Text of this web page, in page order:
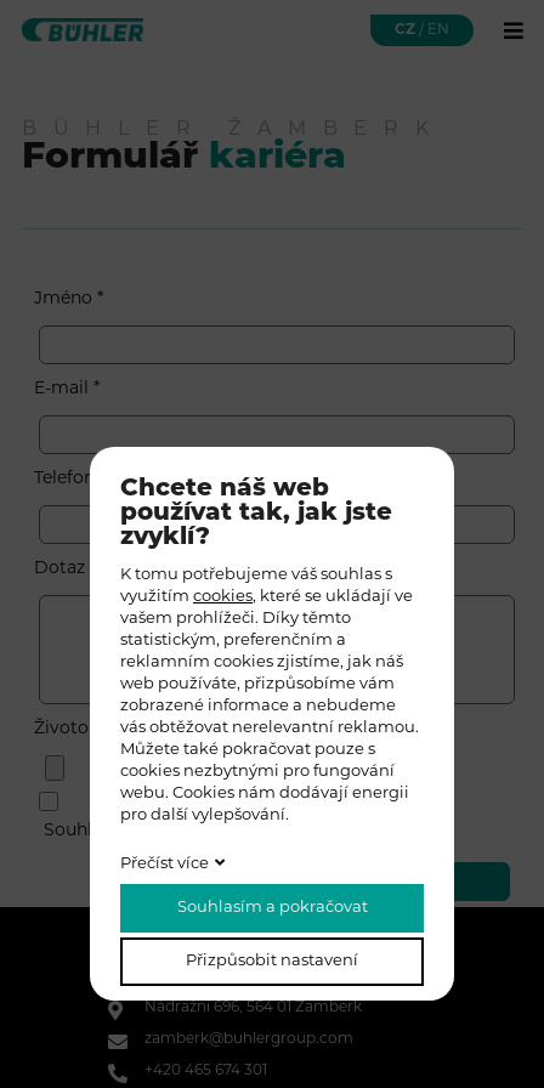
CZ / EN
BÜHLER ŽAMBERK
Formulář kariéra
Jméno *
E-mail *
Telefon
Dotaz *
Životopis
Souhlasím se zásadami ochrany
odeslat
Nádražní 696, 564 01 Žamberk
zamberk@buhlergroup.com
+420 465 674 301
Chcete náš web
používat tak, jak jste
zvyklí?
K tomu potřebujeme váš souhlas s
využitím cookies, které se ukládají ve
vašem prohlížeči. Díky těmto
statistickým, preferenčním a
reklamním cookies zjistíme, jak náš
web používáte, přizpůsobíme vám
zobrazené informace a nebudeme
vás obtěžovat nerelevantní reklamou.
Můžete také pokračovat pouze s
cookies nezbytnými pro fungování
webu. Cookies nám dodávají energii
pro další vylepšování.
Přečíst více
Souhlasím a pokračovat
Přizpůsobit nastavení